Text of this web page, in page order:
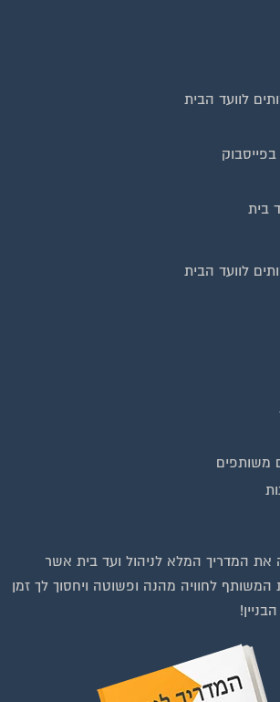
לוועד הבית
בית
לוועד הבית
משותפים
את המדריך המלא לניהול ועד בית אשר
המשותף לחוויה מהנה ופשוטה ויחסוך לך זמן
או על הכפתור ושלחו בקשת הצטרפות בדף
הקבוצה